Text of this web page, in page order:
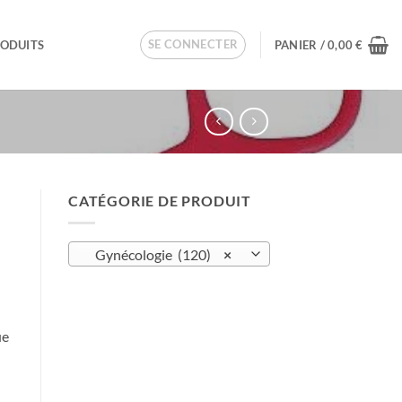
SE CONNECTER PANIER /0,00€
CATÉGORIE DE PRODUIT
×
Gynécologie (120)